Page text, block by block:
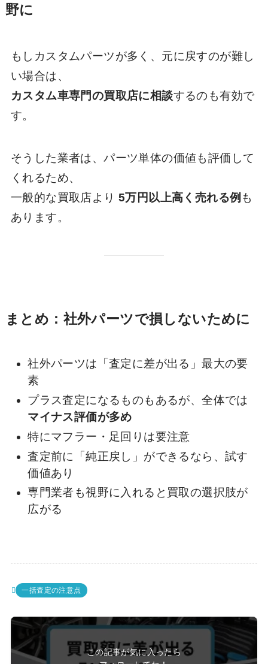
野に
もしカスタムパーツが多く、元に戻すのが難し
い場合は、
カスタム車専門の買取店に相談するのも有効で
す。
そうした業者は、パーツ単体の価値も評価して
くれるため、
一般的な買取店より 5万円以上高く売れる例 も
あります。
まとめ：社外パーツで損しないために
社外パーツは「査定に差が出る」最大の要
素
プラス査定になるものもあるが、全体では
マイナス評価が多め
特にマフラー・足回りは要注意
査定前に「純正戻し」ができるなら、試す
価値あり
専門業者も視野に入れると買取の選択肢が
広がる
一括査定の注意点
この記事が気に入ったら